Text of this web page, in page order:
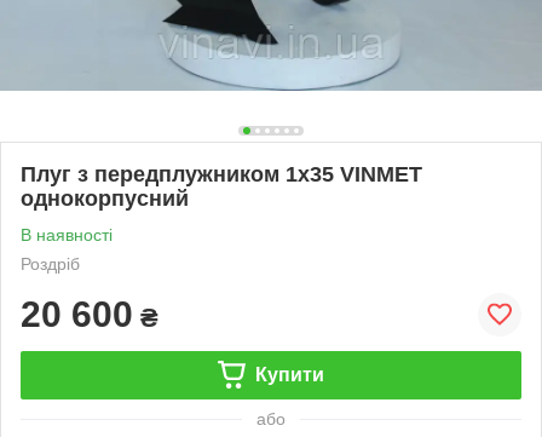
Плуг з передплужником 1х35 VINMET
однокорпусний
В наявності
Роздріб
20 600 ₴
Купити
або